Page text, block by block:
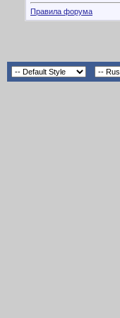
Правила форума